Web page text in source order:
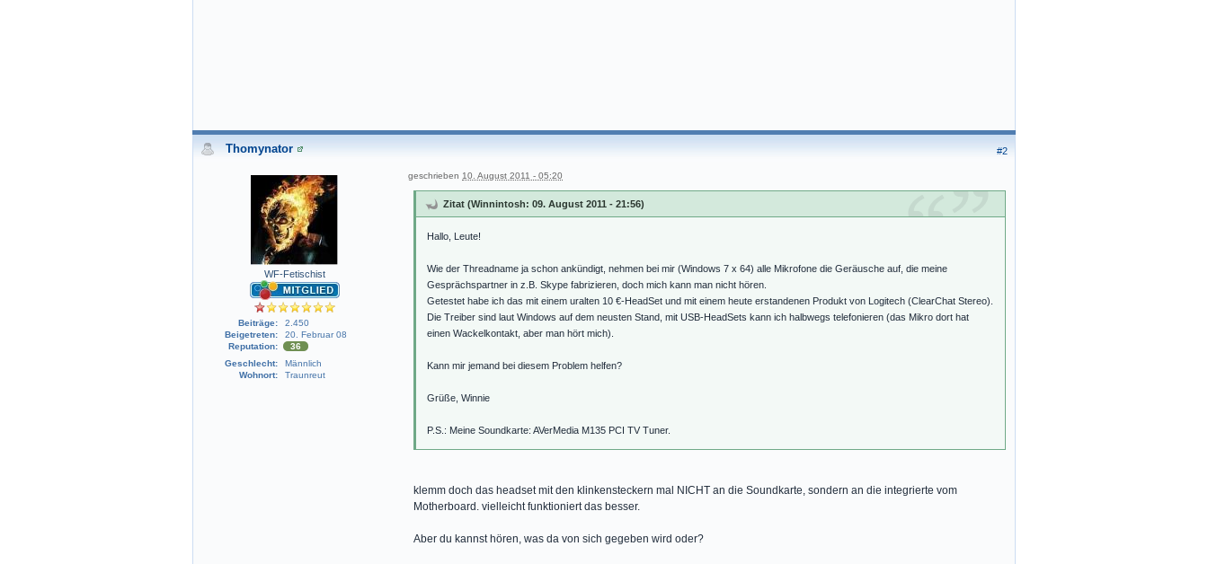
#2
Thomynator
WF-Fetischist
Beiträge:
2.450
Beigetreten:
20. Februar 08
Reputation:
36
Geschlecht:
Männlich
Wohnort:
Traunreut
geschrieben 10. August 2011 - 05:20
Zitat (Winnintosh: 09. August 2011 - 21:56)
Hallo, Leute!
Wie der Threadname ja schon ankündigt, nehmen bei mir (Windows 7 x 64) alle Mikrofone die Geräusche auf, die meine
Gesprächspartner in z.B. Skype fabrizieren, doch mich kann man nicht hören.
Getestet habe ich das mit einem uralten 10 €-HeadSet und mit einem heute erstandenen Produkt von Logitech (ClearChat Stereo).
Die Treiber sind laut Windows auf dem neusten Stand, mit USB-HeadSets kann ich halbwegs telefonieren (das Mikro dort hat
einen Wackelkontakt, aber man hört mich).
Kann mir jemand bei diesem Problem helfen?
Grüße, Winnie
P.S.: Meine Soundkarte: AVerMedia M135 PCI TV Tuner.
klemm doch das headset mit den klinkensteckern mal NICHT an die Soundkarte, sondern an die integrierte vom
Motherboard. vielleicht funktioniert das besser.
Aber du kannst hören, was da von sich gegeben wird oder?